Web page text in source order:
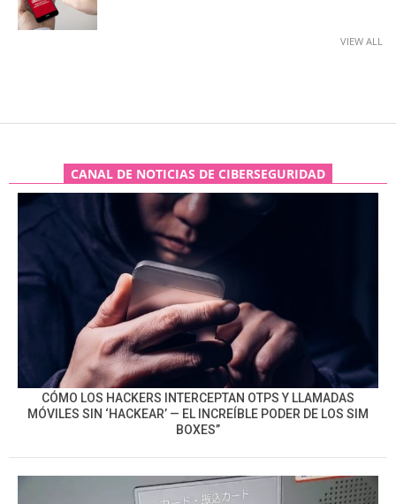
VIEW ALL
CANAL DE NOTICIAS DE CIBERSEGURIDAD
CÓMO LOS HACKERS INTERCEPTAN OTPS Y LLAMADAS
MÓVILES SIN ‘HACKEAR’ — EL INCREÍBLE PODER DE LOS SIM
BOXES”